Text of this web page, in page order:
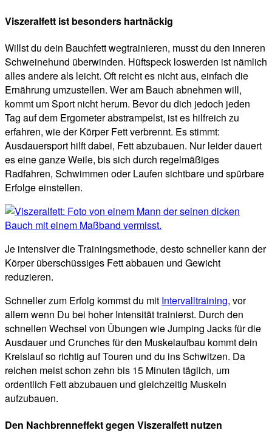
Viszeralfett ist besonders hartnäckig
Willst du dein Bauchfett wegtrainieren, musst du den inneren
Schweinehund überwinden. Hüftspeck loswerden ist nämlich
alles andere als leicht. Oft reicht es nicht aus, einfach die
Ernährung umzustellen. Wer am Bauch abnehmen will,
kommt um Sport nicht herum. Bevor du dich jedoch jeden
Tag auf dem Ergometer abstrampelst, ist es hilfreich zu
erfahren, wie der Körper Fett verbrennt. Es stimmt:
Ausdauersport hilft dabei, Fett abzubauen. Nur leider dauert
es eine ganze Weile, bis sich durch regelmäßiges
Radfahren, Schwimmen oder Laufen sichtbare und spürbare
Erfolge einstellen.
Je intensiver die Trainingsmethode, desto schneller kann der
Körper überschüssiges Fett abbauen und Gewicht
reduzieren.
Schneller zum Erfolg kommst du mit Intervalltraining, vor
allem wenn Du bei hoher Intensität trainierst. Durch den
schnellen Wechsel von Übungen wie Jumping Jacks für die
Ausdauer und Crunches für den Muskelaufbau kommt dein
Kreislauf so richtig auf Touren und du ins Schwitzen. Da
reichen meist schon zehn bis 15 Minuten täglich, um
ordentlich Fett abzubauen und gleichzeitig Muskeln
aufzubauen.
Den Nachbrenneffekt gegen Viszeralfett nutzen